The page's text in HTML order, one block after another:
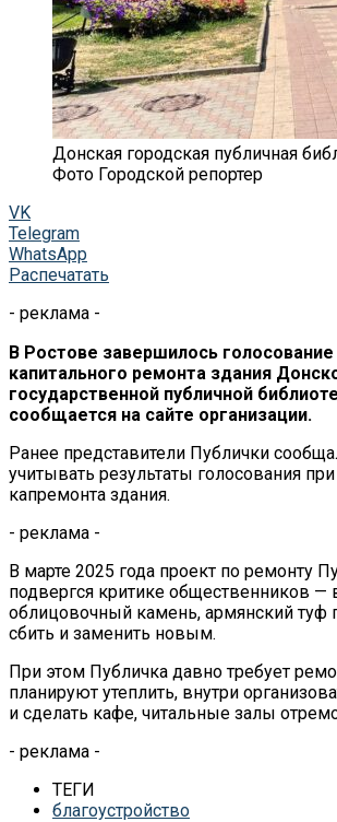
Донская городская публичная
Фото Городской репортер
VK
Telegram
WhatsApp
Распечатать
- реклама -
В Ростове завершилось голосование
капитального ремонта здания
государственной публичной
сообщается на сайте организации.
Ранее представители Публички
учитывать результаты голосования
капремонта здания.
- реклама -
В марте 2025 года проект по ремонту
подвергся критике общественников —
облицовочный камень, армянский туф
сбить и заменить новым.
При этом Публичка давно требует
планируют утеплить, внутри
и сделать кафе, читальные залы
- реклама -
ТЕГИ
благоустройство